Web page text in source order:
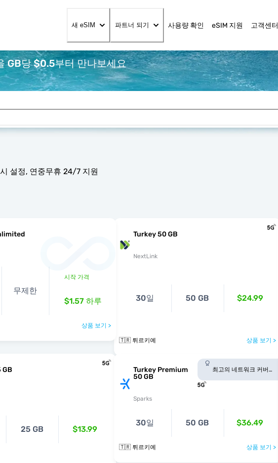
새 eSIM 파트너 되기 사용량 확인 eSIM 지원 고객센터
GB당 $0.5부터 만나보세요
설정, 연중무휴 24/7 지원
무제한
시작 가격
$1.57 하루
상품 보기 >
Turkey 50 GB
NextLink
30일 50 GB $24.99
🇹🇷 튀르키예 상품 보기 >
GB
25 GB $13.99
Turkey Premium
50 GB
Sparks
최고의 네트워크 커버
30일 50 GB $36.49
🇹🇷 튀르키예 상품 보기 >